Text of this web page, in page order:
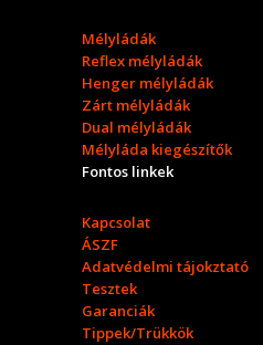
Mélyládák
Reflex mélyládák
Henger mélyládák
Zárt mélyládák
Dual mélyládák
Mélyláda kiegészítők
Fontos linkek
Kapcsolat
ÁSZF
Adatvédelmi tájokztató
Tesztek
Garanciák
Tippek/Trükkök